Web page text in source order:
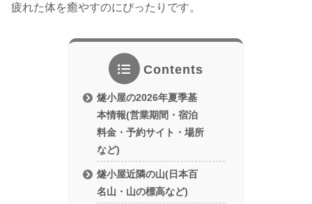
疲れた体を癒やすのにぴったりです。
Contents
燧小屋の2026年夏季基
本情報(営業期間・宿泊
料金・予約サイト・場所
など)
燧小屋近隣の山(日本百
名山・山の標高など)